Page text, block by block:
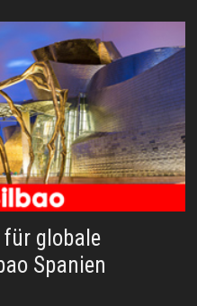
für globale
Spanien